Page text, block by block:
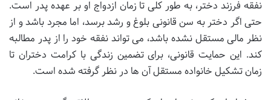
نفقه فرزند دختر، به طور کلی تا زمان ازدواج او بر عهده پدر است.
حتی اگر دختر به سن قانونی بلوغ و رشد برسد، اما مجرد باشد و از
نظر مالی مستقل نشده باشد، می تواند نفقه خود را از پدر مطالبه
کند. این حمایت قانونی، برای تضمین زندگی با کرامت دختران تا
زمان تشکیل خانواده مستقل آن ها در نظر گرفته شده است.